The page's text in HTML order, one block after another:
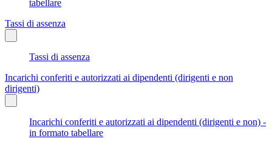
tabellare
Tassi di assenza
Tassi di assenza
Incarichi conferiti e autorizzati ai dipendenti (dirigenti e non
dirigenti)
Incarichi conferiti e autorizzati ai dipendenti (dirigenti e non) -
in formato tabellare